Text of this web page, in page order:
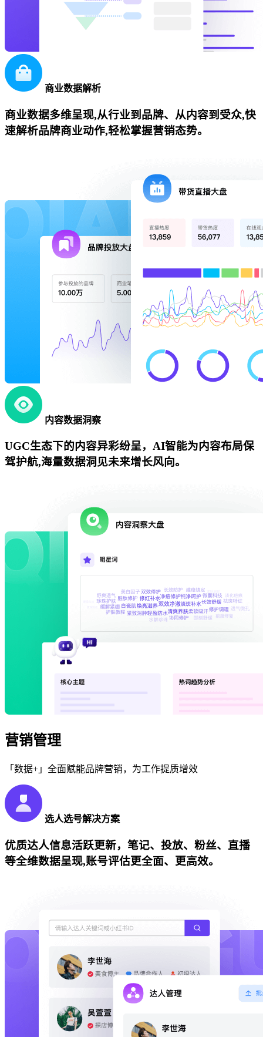
商业数据解析
商业数据多维呈现,从行业到品牌、从内容到受众,快
速解析品牌商业动作,轻松掌握营销态势。
内容数据洞察
UGC生态下的内容异彩纷呈，AI智能为内容布局保
驾护航,海量数据洞见未来增长风向。
营销管理
「数据+」全面赋能品牌营销，为工作提质增效
选人选号解决方案
优质达人信息活跃更新，笔记、投放、粉丝、直播
等全维数据呈现,账号评估更全面、更高效。